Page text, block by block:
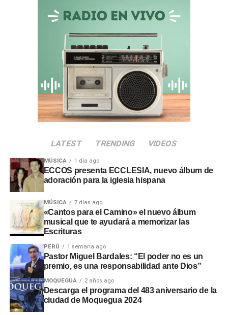
la nulidad del servicio debido a incompatibilidades en los
términos de referencia, dejando vulnerable a la zona.
Irregularidades en la
Municipalidad Distrital de San
Antonio
Informe de Visita de Control N° 017-2026-OCI/0446-
no aprobó el presupuesto para las
intervenciones en los sectores de Chamos del Pino y La
Rinconada, a pesar de disponer de recursos económicos
institucionales.
Adicionalmente, en el sector
laboró sin la autorización de laAutoridad Administrativa
del Agua. En Santo Domingo y El Conde, las labores
ingenieros residentes o inspectores.
Consecuencias y
recomendaciones ante El Niño
LATEST TRENDING VIDEOS
MÚSICA 1 día ago
ECCOS presenta ECCLESIA, nuevo álbum de
adoración para la iglesia hispana
MÚSICA 7 días ago
«Cantos para el Camino» el nuevo álbum
musical que te ayudará a memorizar las
Escrituras
PERÚ 1 semana ago
Pastor Miguel Bardales: “El poder no es un
premio, es una responsabilidad ante Dios”
MOQUEGUA 2 años ago
Descarga el programa del 483 aniversario de la
ciudad de Moquegua 2024